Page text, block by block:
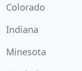
Colorado
Indiana
Minesota